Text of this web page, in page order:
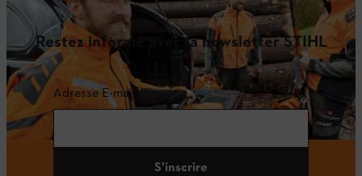
Restez informé avec la newsletter STIHL
Adresse E-mail
S'inscrire